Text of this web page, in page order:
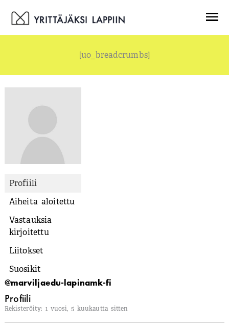
sisältöön
[uo_breadcrumbs]
Profiili
Aiheita aloitettu
Vastauksia
kirjoitettu
Liitokset
Suosikit
@marviljaedu-lapinamk-fi
Profiili
Rekisteröity: 1 vuosi, 5 kuukautta sitten